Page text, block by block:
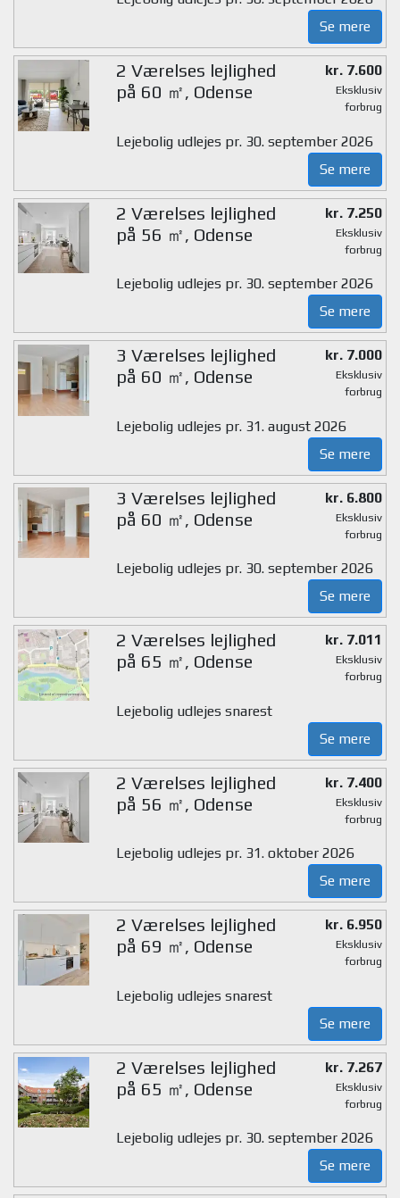
Se mere
2 Værelses lejlighed
på 60 ㎡, Odense
kr. 7.600
Eksklusiv
forbrug
Lejebolig udlejes pr. 30. september 2026
Se mere
2 Værelses lejlighed
på 56 ㎡, Odense
kr. 7.250
Eksklusiv
forbrug
Lejebolig udlejes pr. 30. september 2026
Se mere
3 Værelses lejlighed
på 60 ㎡, Odense
kr. 7.000
Eksklusiv
forbrug
Lejebolig udlejes pr. 31. august 2026
Se mere
3 Værelses lejlighed
på 60 ㎡, Odense
kr. 6.800
Eksklusiv
forbrug
Lejebolig udlejes pr. 30. september 2026
Se mere
2 Værelses lejlighed
på 65 ㎡, Odense
kr. 7.011
Eksklusiv
forbrug
Lejebolig udlejes snarest
Se mere
2 Værelses lejlighed
på 56 ㎡, Odense
kr. 7.400
Eksklusiv
forbrug
Lejebolig udlejes pr. 31. oktober 2026
Se mere
2 Værelses lejlighed
på 69 ㎡, Odense
kr. 6.950
Eksklusiv
forbrug
Lejebolig udlejes snarest
Se mere
2 Værelses lejlighed
på 65 ㎡, Odense
kr. 7.267
Eksklusiv
forbrug
Lejebolig udlejes pr. 30. september 2026
Se mere